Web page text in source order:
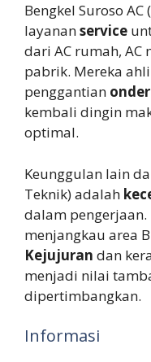
Bengkel Suroso
layananservice
dari AC rumah, AC
pabrik. Mereka
penggantian
kembali dingin
optimal.
Keunggulan lain
Teknik) adalah
dalam pengerjaan.
menjangkau area
Kejujuran dan
menjadi nilai
dipertimbangkan.
Informasi